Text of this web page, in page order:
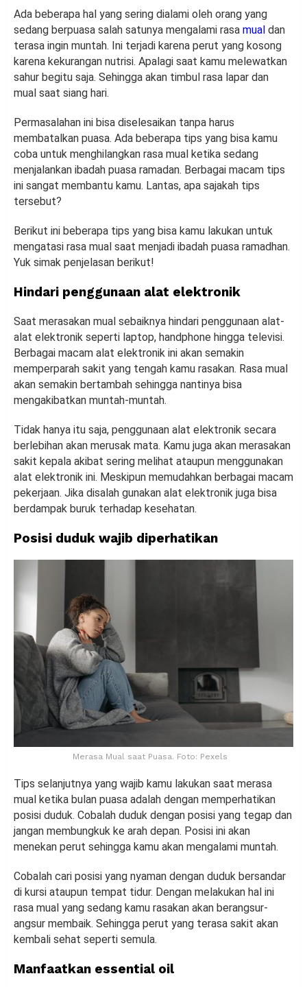
Ada beberapa hal yang sering dialami oleh orang yang
sedang berpuasa salah satunya mengalami rasa mual dan
terasa ingin muntah. Ini terjadi karena perut yang kosong
karena kekurangan nutrisi. Apalagi saat kamu melewatkan
sahur begitu saja. Sehingga akan timbul rasa lapar dan
mual saat siang hari.
Permasalahan ini bisa diselesaikan tanpa harus
membatalkan puasa. Ada beberapa tips yang bisa kamu
coba untuk menghilangkan rasa mual ketika sedang
menjalankan ibadah puasa ramadan. Berbagai macam tips
ini sangat membantu kamu. Lantas, apa sajakah tips
tersebut?
Berikut ini beberapa tips yang bisa kamu lakukan untuk
mengatasi rasa mual saat menjadi ibadah puasa ramadhan.
Yuk simak penjelasan berikut!
Hindari penggunaan alat elektronik
Saat merasakan mual sebaiknya hindari penggunaan alat-
alat elektronik seperti laptop, handphone hingga televisi.
Berbagai macam alat elektronik ini akan semakin
memperparah sakit yang tengah kamu rasakan. Rasa mual
akan semakin bertambah sehingga nantinya bisa
mengakibatkan muntah-muntah.
Tidak hanya itu saja, penggunaan alat elektronik secara
berlebihan akan merusak mata. Kamu juga akan merasakan
sakit kepala akibat sering melihat ataupun menggunakan
alat elektronik ini. Meskipun memudahkan berbagai macam
pekerjaan. Jika disalah gunakan alat elektronik juga bisa
berdampak buruk terhadap kesehatan.
Posisi duduk wajib diperhatikan
Merasa Mual saat Puasa. Foto: Pexels
Tips selanjutnya yang wajib kamu lakukan saat merasa
mual ketika bulan puasa adalah dengan memperhatikan
posisi duduk. Cobalah duduk dengan posisi yang tegap dan
jangan membungkuk ke arah depan. Posisi ini akan
menekan perut sehingga kamu akan mengalami muntah.
Cobalah cari posisi yang nyaman dengan duduk bersandar
di kursi ataupun tempat tidur. Dengan melakukan hal ini
rasa mual yang sedang kamu rasakan akan berangsur-
angsur membaik. Sehingga perut yang terasa sakit akan
kembali sehat seperti semula.
Manfaatkan essential oil